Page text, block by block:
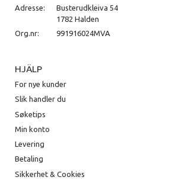
Adresse:
Busterudkleiva 54
1782 Halden
Org.nr:
991916024MVA
HJÄLP
For nye kunder
Slik handler du
Søketips
Min konto
Levering
Betaling
Sikkerhet & Cookies